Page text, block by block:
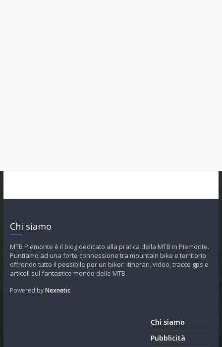
Chi siamo
MTB Piemonte è il blog dedicato alla pratica della MTB in Piemonte.
Puntiamo ad una forte connessione tra mountain bike e territorio
offrendo tutto il possibile per un biker: itinerari, video, tracce gps e
articoli sul fantastico mondo delle MTB.
Powered byNexnetic
Chi siamo
Pubblicità